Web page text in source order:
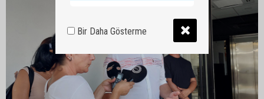
Bir Daha Gösterme